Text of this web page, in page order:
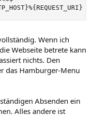
Wenn ich
Webseite betrete kann
nichts. Den
das Hamburger-Menu
Absenden ein
Alles andere ist